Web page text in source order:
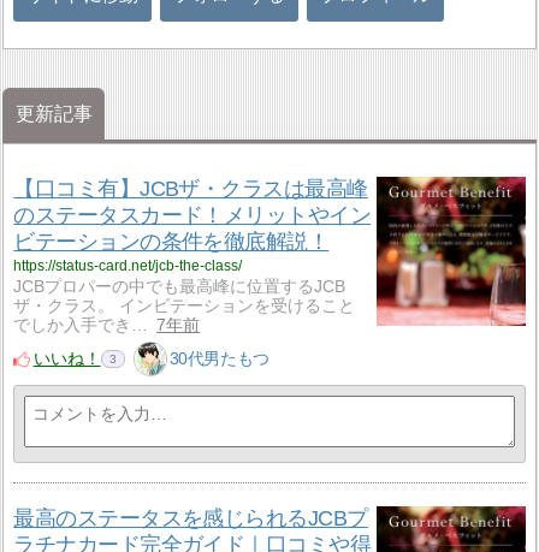
更新記事
【口コミ有】JCBザ・クラスは最高峰
のステータスカード！メリットやイン
ビテーションの条件を徹底解説！
https://status-card.net/jcb-the-class/
JCBプロパーの中でも最高峰に位置するJCB
ザ・クラス。 インビテーションを受けること
でしか入手でき…
7年前
いいね！
3 30代男たもつ
最高のステータスを感じられるJCBプ
ラチナカード完全ガイド｜口コミや得